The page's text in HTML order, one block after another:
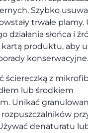
Szybko
trwałe plamy.
działania słońca i
kartą produktu, aby
konserwacyjne.
ściereczką z
lub środkiem
Unikać
denaturatu